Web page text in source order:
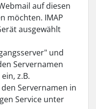
auf diesen
möchten. IMAP
ausgewählt
und
Servernamen
z.B.
Servernamen in
Service unter